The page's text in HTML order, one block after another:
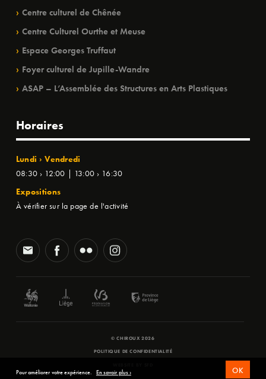
Centre culturel de Chênée
Centre Culturel Ourthe et Meuse
Espace Georges Truffaut
Foyer culturel de Jupille-Wandre
ASAP – L’Assemblée des Structures en Arts Plastiques
Horaires
Lundi › Vendredi
08:30 › 12:00 | 13:00 › 16:30
Expositions
À vérifier sur la page de l'activité
© CHIROUX 2026
POLITIQUE DE CONFIDENTIALITÉ
Pour améliorer votre expérience. En savoir plus › OK